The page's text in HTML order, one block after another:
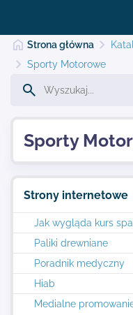
Dodaj stronę
Najnowsze
Kontakt
Strona główna
Sporty Motorowe
Strony internetowe
Jak wygląda kurs
Paliki drewniane
Poradnik medyczny
Hiab
Medialne
Sporty